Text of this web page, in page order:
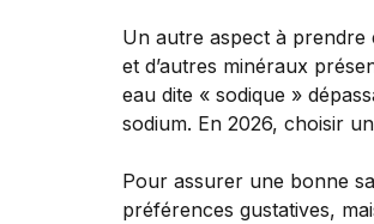
Un autre aspect à prendre
et d’autres minéraux
eau dite « sodique »
sodium. En 2026, choisir
Pour assurer une bonne
préférences gustatives,